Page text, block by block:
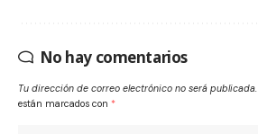
No hay comentarios
Tu dirección de correo electrónico no será publicada.
están marcados con *